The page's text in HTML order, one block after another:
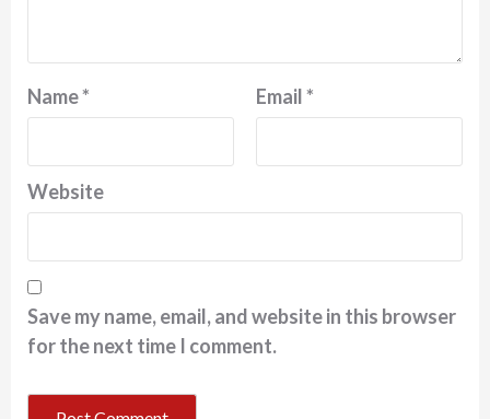
Name* Email*
Website
Save my name, email, and website in this browser
for the next time I comment.